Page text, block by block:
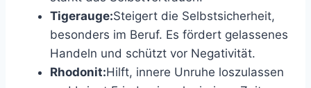
Tigerauge:Steigert die Selbstsicherheit,
besonders im Beruf. Es fördert gelassenes
Handeln und schützt vor Negativität.
Rhodonit:Hilft, innere Unruhe loszulassen